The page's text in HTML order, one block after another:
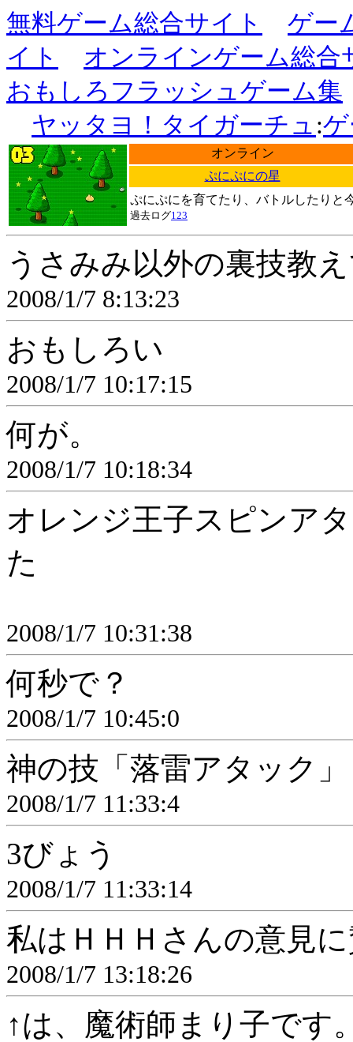
無料ゲーム総合サイト
ゲー
イト
オンラインゲーム総合
おもしろフラッシュゲーム集
ヤッタヨ！タイガーチュ :
オンライン
ぷにぷにの星
ぷにぷにを育てたり、バトルしたりと
過去ログ123
うさみみ以外の裏技教
2008/1/7 8:13:23
おもしろい
2008/1/7 10:17:15
何が。
2008/1/7 10:18:34
オレンジ王子スピンア
た
2008/1/7 10:31:38
何秒で？
2008/1/7 10:45:0
神の技「落雷アタック
2008/1/7 11:33:4
3びょう
2008/1/7 11:33:14
私はＨＨＨさんの意見
2008/1/7 13:18:26
↑は、魔術師まり子です